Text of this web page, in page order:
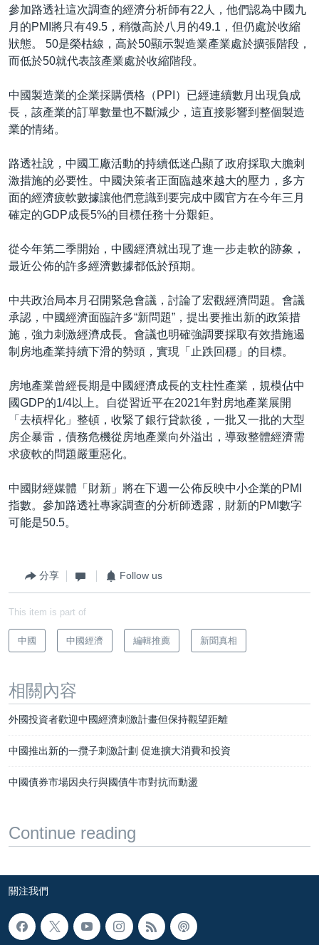
參加路透社這次調查的經濟分析師有22人，他們認為中國九
月的PMI將只有49.5，稍微高於八月的49.1，但仍處於收縮
狀態。 50是榮枯線，高於50顯示製造業產業處於擴張階段，
而低於50就代表該產業處於收縮階段。
中國製造業的企業採購價格（PPI）已經連續數月出現負成
長，該產業的訂單數量也不斷減少，這直接影響到整個製造
業的情緒。
路透社說，中國工廠活動的持續低迷凸顯了政府採取大膽刺
激措施的必要性。中國決策者正面臨越來越大的壓力，多方
面的經濟疲軟數據讓他們意識到要完成中國官方在今年三月
確定的GDP成長5%的目標任務十分艱鉅。
從今年第二季開始，中國經濟就出現了進一步走軟的跡象，
最近公佈的許多經濟數據都低於預期。
中共政治局本月召開緊急會議，討論了宏觀經濟問題。會議
承認，中國經濟面臨許多“新問題”，提出要推出新的政策措
施，強力刺激經濟成長。會議也明確強調要採取有效措施遏
制房地產業持續下滑的勢頭，實現「止跌回穩」的目標。
房地產業曾經長期是中國經濟成長的支柱性產業，規模佔中
國GDP的1/4以上。自從習近平在2021年對房地產業展開
「去槓桿化」整頓，收緊了銀行貸款後，一批又一批的大型
房企暴雷，債務危機從房地產業向外溢出，導致整體經濟需
求疲軟的問題嚴重惡化。
中國財經媒體「財新」將在下週一公佈反映中小企業的PMI
指數。參加路透社專家調查的分析師透露，財新的PMI數字
可能是50.5。
分享 Follow us
This item is part of
中國 中國經濟 編輯推薦 新聞真相
相關內容
外國投資者歡迎中國經濟刺激計畫但保持觀望距離
中國推出新的一攬子刺激計劃 促進擴大消費和投資
中國債券市場因央行與國債牛市對抗而動盪
Continue reading
關注我們